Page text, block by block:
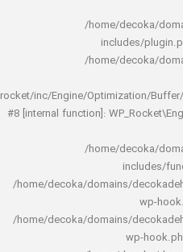
/home/
/home/
rocket/inc/Engine/
#8 [internal function]:
/home/
/home/decoka/
/home/decoka/